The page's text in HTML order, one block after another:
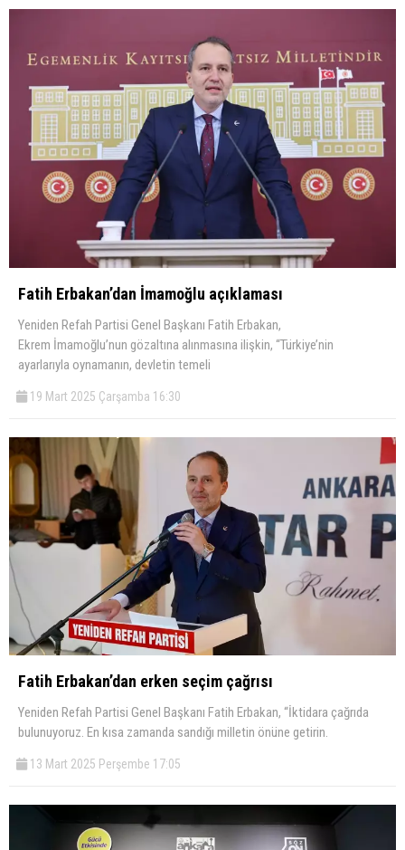
Fatih Erbakan’dan İmamoğlu açıklaması
Yeniden Refah Partisi Genel Başkanı Fatih Erbakan,
Ekrem İmamoğlu’nun gözaltına alınmasına ilişkin, “Türkiye’nin
ayarlarıyla oynamanın, devletin temeli
19 Mart 2025 Çarşamba 16:30
Fatih Erbakan’dan erken seçim çağrısı
Yeniden Refah Partisi Genel Başkanı Fatih Erbakan, “İktidara çağrıda
bulunuyoruz. En kısa zamanda sandığı milletin önüne getirin.
13 Mart 2025 Perşembe 17:05